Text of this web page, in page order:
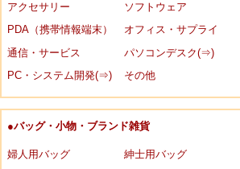
アクセサリー
ソフトウェア
PDA（携帯情報端末）
オフィス・サプライ
通信・サービス
パソコンデスク(⇒)
PC・システム開発(⇒)
その他
●バッグ・小物・ブランド雑貨
婦人用バッグ
紳士用バッグ